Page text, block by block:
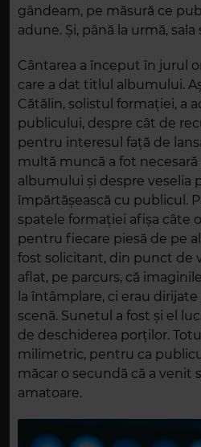
gândeam, pe măsură ce
adune. Și, până la urmă,
Cântarea a început în jurul
care a dat titlul albumului.
Cătălin, solistul formației, a
publicului, despre cât de
pentru interesul față de
multă muncă a fot
albumului și despre veselia
împărtășească cu publicul.
spatele formației afișa câte
pentru fiecare piesă de pe
fost solicitant, din punct de
aflat, pe parcurs, că
la întâmplare, ci erau
scenă. Sunetul a fost și el
de deschiderea porților.
milimetric, pentru ca
măcar o secundă că a venit
amatoare.